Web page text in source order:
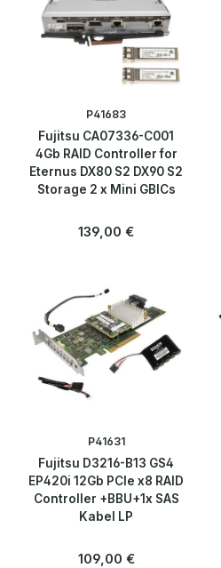
P41683
Fujitsu CA07336-C001
4Gb RAID Controller for
Eternus DX80 S2 DX90 S2
Storage 2 x Mini GBICs
Regulärer Preis:
139,00 €
P41631
Fujitsu D3216-B13 GS4
EP420i 12Gb PCIe x8 RAID
Controller +BBU+1x SAS
Kabel LP
Regulärer Preis:
109,00 €